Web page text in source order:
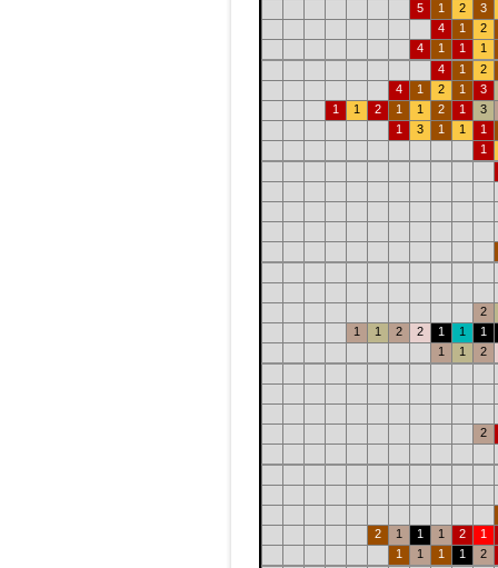
5 1 2
3
4
1
2
4
1 1
1
4
1
2
4
1 2 1
3
1
1 2 1 1 2 1
3
1
3 1 1
1
1
2
1
1 2 2 1 1
1
1
1 2
2
2 1 1 1 2
1
1
1 1 1 2